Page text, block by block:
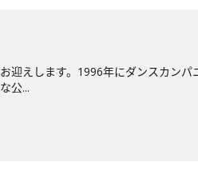
迎えします。1996年にダンスカン
公...